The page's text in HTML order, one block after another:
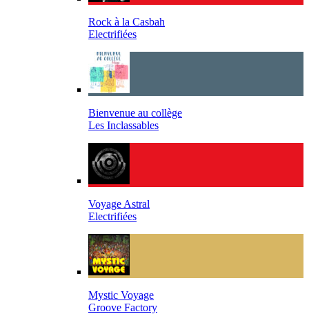
Rock à la Casbah
Electrifiées
Bienvenue au collège
Les Inclassables
Voyage Astral
Electrifiées
Mystic Voyage
Groove Factory